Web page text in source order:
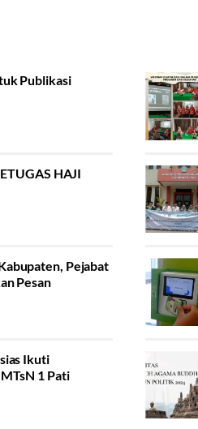
Publikasi
HAJI
Pejabat
Pesan
Ikuti
1 Pati